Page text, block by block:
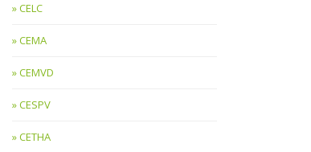
CELC
CEMA
CEMVD
CESPV
CETHA